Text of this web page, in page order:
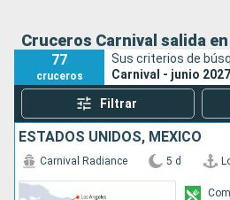
Cruceros Carnival salida
77
cruceros
Sus criterios de
Carnival - junio
Filtrar
ESTADOS UNIDOS, MÉXICO
Carnival Radiance 5 d